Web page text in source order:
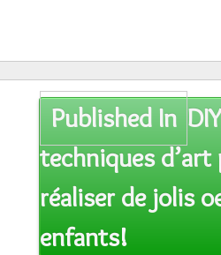
Published In
techniques
réaliser de jolis
enfants!